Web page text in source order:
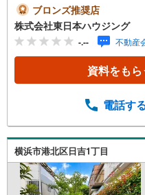
グ～*公式インスタグ
も役立つ情報満載
ゼントキャンぺーン
報無しで友達登録
広告掲載ができな
ギフトカードプレゼ
問い合わせは、お気
電話が繋がりやすく
下さい！現地を見学
（無料）」ボタンよ
とスムーズにご案内
ブロンズ推奨店
株式会社東日本ハウジング
-.-- 不動産
資料をもら
電話す
横浜市港北区日吉1丁目